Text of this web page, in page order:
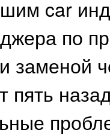
car
по
заменой
пять